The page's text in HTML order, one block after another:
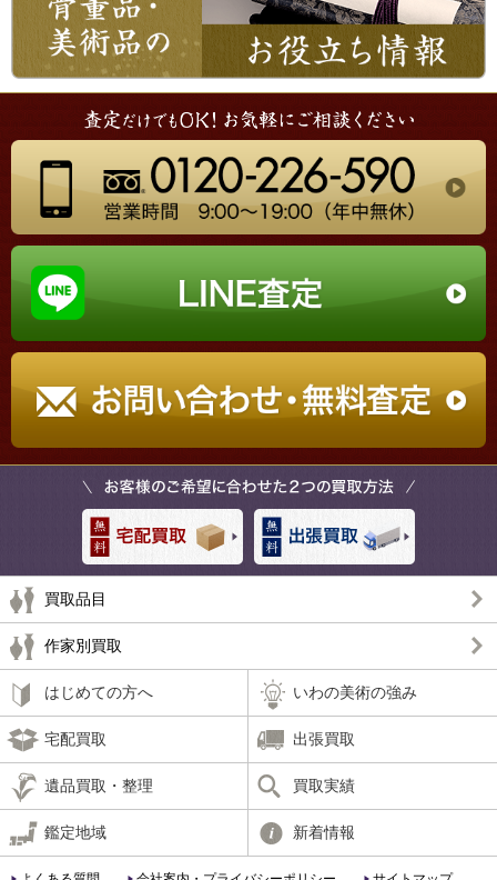
買取品目
作家別買取
はじめての方へ いわの美術の強み
宅配買取 出張買取
遺品買取・整理 買取実績
鑑定地域 新着情報